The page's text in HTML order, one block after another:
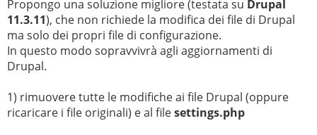
Propongo una soluzione migliore (testata su Drupal
11.3.11), che non richiede la modifica dei file di Drupal
ma solo dei propri file di configurazione.
In questo modo sopravvivrà agli aggiornamenti di
Drupal.
1) rimuovere tutte le modifiche ai file Drupal (oppure
ricaricare i file originali) e al filesettings.php